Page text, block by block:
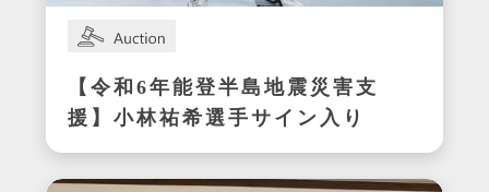
【令和6年能登半島地震災害支
援】小林祐希選手サイン入り
スパイク